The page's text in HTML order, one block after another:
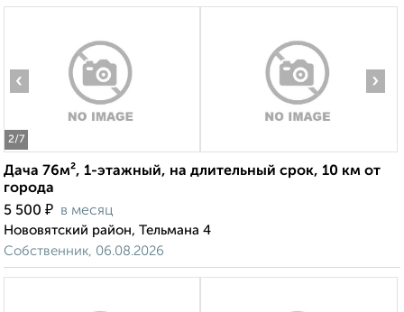
2/7
‹ ›
Дача 76м², 1-этажный, на длительный срок, 10 км от
города
5 500 ₽ в месяц
Нововятский район, Тельмана 4
Собственник, 06.08.2026